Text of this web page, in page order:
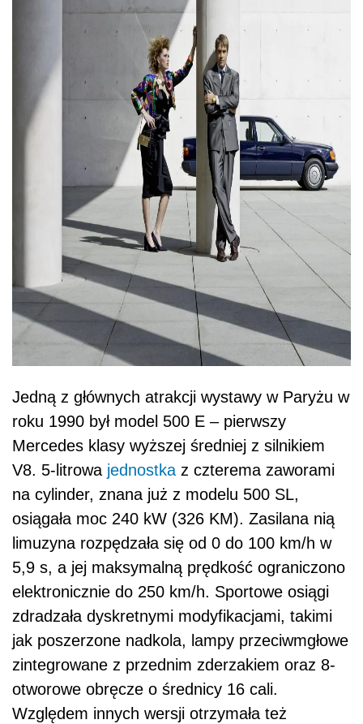
Jedną z głównych atrakcji wystawy w Paryżu w
roku 1990 był model 500 E – pierwszy
Mercedes klasy wyższej średniej z silnikiem
V8. 5-litrowa jednostka z czterema zaworami
na cylinder, znana już z modelu 500 SL,
osiągała moc 240 kW (326 KM). Zasilana nią
limuzyna rozpędzała się od 0 do 100 km/h w
5,9 s, a jej maksymalną prędkość ograniczono
elektronicznie do 250 km/h. Sportowe osiągi
zdradzała dyskretnymi modyfikacjami, takimi
jak poszerzone nadkola, lampy przeciwmgłowe
zintegrowane z przednim zderzakiem oraz 8-
otworowe obręcze o średnicy 16 cali.
Względem innych wersji otrzymała też